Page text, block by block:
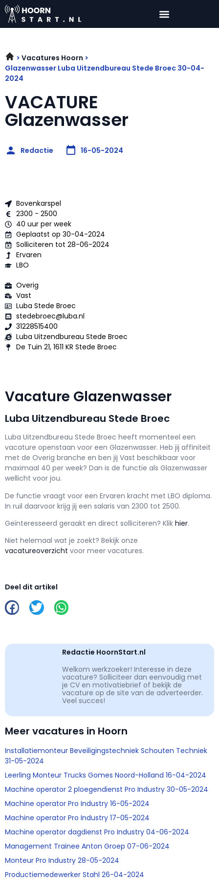
Vacatures Hoorn
Glazenwasser Luba Uitzendbureau Stede Broec 30-04-
2024
VACATURE
Glazenwasser
Redactie 16-05-2024
Bovenkarspel
2300 - 2500
40 uur per week
Geplaatst op 30-04-2024
Solliciteren tot 28-06-2024
Ervaren
LBO
Overig
Vast
Luba Stede Broec
stedebroec@luba.nl
31228515400
Luba Uitzendbureau Stede Broec
De Tuin 21, 1611 KR Stede Broec
Vacature Glazenwasser
Luba Uitzendbureau Stede Broec
Luba Uitzendbureau Stede Broec heeft momenteel een
vacature openstaan voor een Glazenwasser. Heb jij affiniteit
met de Overig branche en ben jij Vast beschikbaar voor
maximaal 40 per week? Dan is de functie als Glazenwasser
wellicht voor jou.
De functie vraagt voor een Ervaren kracht met LBO diploma.
In ruil daarvoor krijg jij een salaris van 2300 tot 2500.
Geïnteresseerd geraakt en direct solliciteren? Klik hier.
Niet helemaal wat je zoekt? Bekijk onze
vacatureoverzicht voor meer vacatures.
Deel dit artikel
Redactie HoornStart.nl
Welkom werkzoeker! Interesse in deze
vacature? Solliciteer dan eenvoudig met
je CV en motivatiebrief of bekijk de
vacature op de site van de adverteerder.
Veel succes!
Meer vacatures in Hoorn
Installatiemonteur Beveiligingstechniek Schouten Techniek
31-05-2024
Leerling Monteur Trucks Gomes Noord-Holland 16-04-2024
Machine operator 2 ploegendienst Pro Industry 30-05-2024
Machine operator Pro Industry 16-05-2024
Machine operator Pro Industry 17-05-2024
Machine operator dagdienst Pro Industry 04-06-2024
Management Trainee Anton Groep 07-06-2024
Monteur Pro Industry 28-05-2024
Productiemedewerker Stahl 26-04-2024